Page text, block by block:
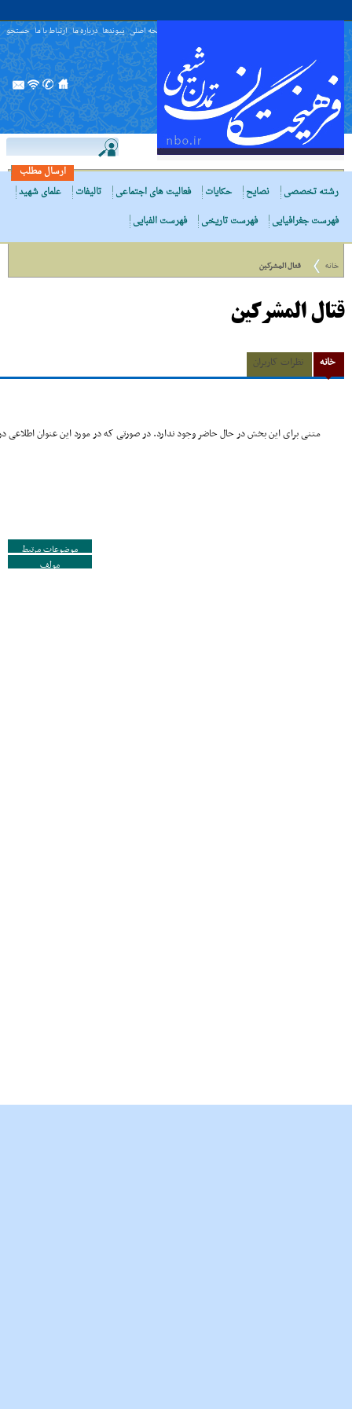
صفحه اصلی پیوندها درباره ما ارتباط با ما جستجو
ارسال مطلب
رشته تخصصی
نصایح حکایات فعالیت های اجتماعی تالیفات
علمای شهید
فهرست جغرافیایی
فهرست تاریخی فهرست الفبایی
خانه قتال المشرکین
قتال المشرکین
خانه نظرات کاربران
متنی برای این بخش در حال حاضر وجود ندارد. در صورتی که در مورد این عنوان اطلاعی
موضوعات مرتبط
مولف